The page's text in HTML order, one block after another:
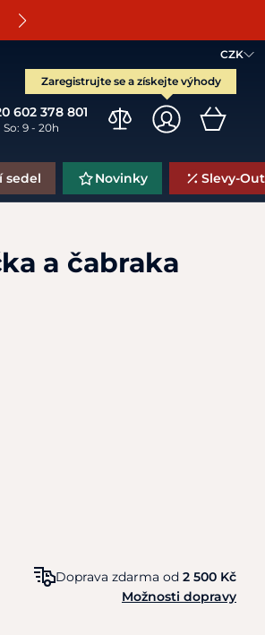
CZK
Zaregistrujte se a získejte výhody
602 378 801
So: 9 - 20h
sedel Novinky Slevy-
a čabraka
Doprava zdarma od 2 500 Kč
Možnosti dopravy